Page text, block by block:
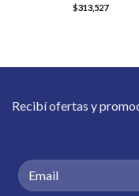
$313,527
Recibí ofertas y